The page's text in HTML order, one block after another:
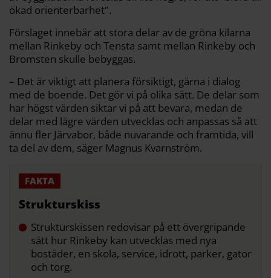
ökad orienterbarhet".
Förslaget innebär att stora delar av de gröna kilarna
mellan Rinkeby och Tensta samt mellan Rinkeby och
Bromsten skulle bebyggas.
– Det är viktigt att planera försiktigt, gärna i dialog
med de boende. Det gör vi på olika sätt. De delar som
har högst värden siktar vi på att bevara, medan de
delar med lägre värden utvecklas och anpassas så att
ännu fler Järvabor, både nuvarande och framtida, vill
ta del av dem, säger Magnus Kvarnström.
Strukturskiss
Strukturskissen redovisar på ett övergripande
sätt hur Rinkeby kan utvecklas med nya
bostäder, en skola, service, idrott, parker, gator
och torg.